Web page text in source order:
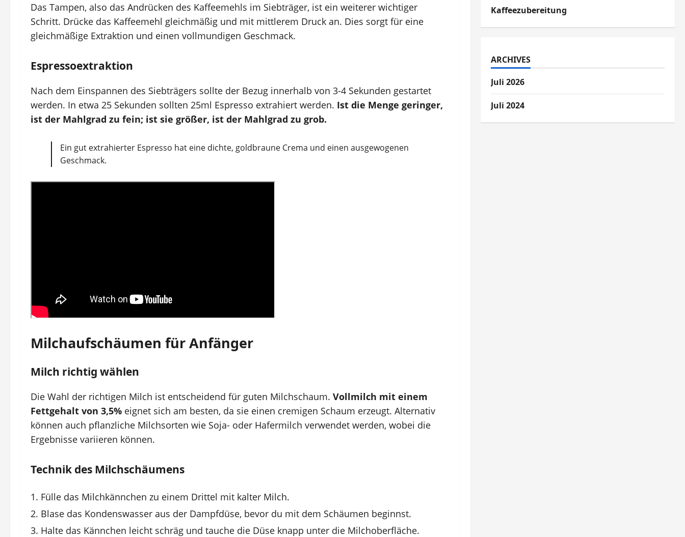
Das Tampen, also das Andrücken des Kaffeemehls im Siebträger, ist ein weiterer wichtiger
Schritt. Drücke das Kaffeemehl gleichmäßig und mit mittlerem Druck an. Dies sorgt für eine
gleichmäßige Extraktion und einen vollmundigen Geschmack.
Espressoextraktion
Nach dem Einspannen des Siebträgers sollte der Bezug innerhalb von 3-4 Sekunden gestartet
werden. In etwa 25 Sekunden sollten 25ml Espresso extrahiert werden. Ist die Menge geringer,
ist der Mahlgrad zu fein; ist sie größer, ist der Mahlgrad zu grob.
Ein gut extrahierter Espresso hat eine dichte, goldbraune Crema und einen ausgewogenen
Geschmack.
Milchaufschäumen für Anfänger
Milch richtig wählen
Die Wahl der richtigen Milch ist entscheidend für guten Milchschaum. Vollmilch mit einem
Fettgehalt von 3,5% eignet sich am besten, da sie einen cremigen Schaum erzeugt. Alternativ
können auch pflanzliche Milchsorten wie Soja- oder Hafermilch verwendet werden, wobei die
Ergebnisse variieren können.
Technik des Milchschäumens
Fülle das Milchkännchen zu einem Drittel mit kalter Milch.
Blase das Kondenswasser aus der Dampfdüse, bevor du mit dem Schäumen beginnst.
Halte das Kännchen leicht schräg und tauche die Düse knapp unter die Milchoberfläche.
Kaffeezubereitung
ARCHIVES
Juli 2026
Juli 2024